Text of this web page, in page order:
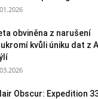
obviněna z narušení
kvůli úniku dat z AI
Obscur: Expedition